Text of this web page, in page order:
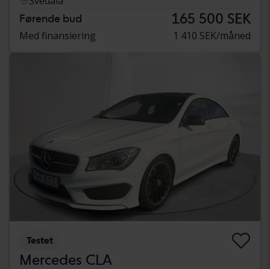
Førende bud 165 500 SEK
Med finansiering 1 410 SEK/måned
Testet
Mercedes CLA